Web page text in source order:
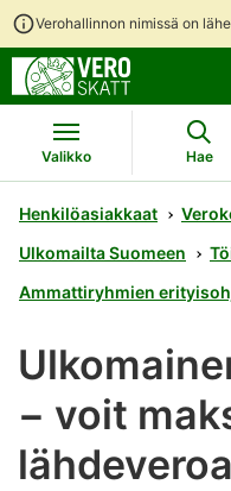
Verohallinnon nimissä on
Valikko Hae
Henkilöasiakkaat
Ulkomailta Suomeen
Ammattiryhmien
− voit
lähdeveroa